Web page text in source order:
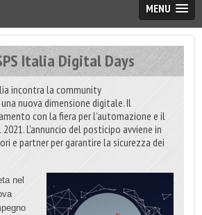
MENU
Italia Digital Days
incontra la community
nuova dimensione digitale. Il
con la fiera per l’automazione e il
L’annuncio del posticipo avviene in
e partner per garantire la sicurezza dei
nel